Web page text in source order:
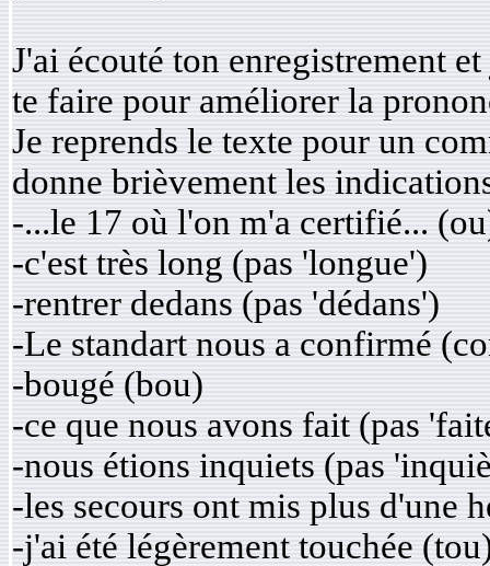
J'ai écouté ton enregistrement
te faire pour améliorer la
Je reprends le texte pour un
donne brièvement les
-...le 17 où l'on m'a certifié...
-c'est très long (pas 'longue')
-rentrer dedans (pas 'dédans')
-Le standart nous a confirmé
-bougé (bou)
-ce que nous avons fait (pas
-nous étions inquiets (pas
-les secours ont mis plus d'une
-j'ai été légèrement touchée